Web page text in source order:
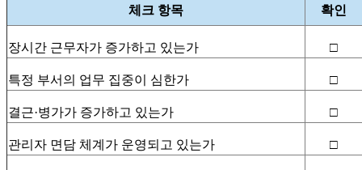
체크 항목 확인
장시간 근무자가 증가하고 있는가 □
특정 부서의 업무 집중이 심한가 □
결근·병가가 증가하고 있는가 □
관리자 면담 체계가 운영되고 있는가 □